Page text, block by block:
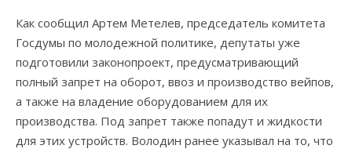
Как сообщил Артем Метелев, председатель комитета
Госдумы по молодежной политике, депутаты уже
подготовили законопроект, предусматривающий
полный запрет на оборот, ввоз и производство вейпов,
а также на владение оборудованием для их
производства. Под запрет также попадут и жидкости
для этих устройств. Володин ранее указывал на то, что